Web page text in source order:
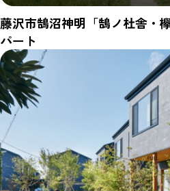
藤沢市鵠沼神明「鵠ノ杜舎・
パート